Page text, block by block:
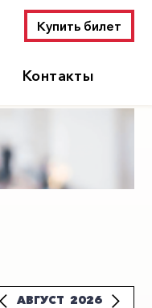
Купить билет
Контакты
АВГУСТ 2026